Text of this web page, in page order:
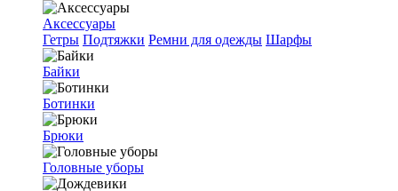
Аксессуары
Гетры Подтяжки Ремни для одежды Шарфы
Байки
Ботинки
Брюки
Головные уборы